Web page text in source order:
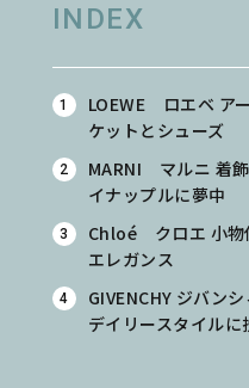
INDEX
LOEWE ロエベ ア
ケットとシューズ
MARNI マルニ 着
イナップルに夢中
Chloé クロエ 小物
エレガンス
GIVENCHY ジバン
デイリースタイルに